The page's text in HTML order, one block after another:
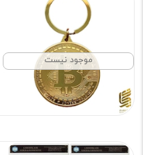
موجود نیست